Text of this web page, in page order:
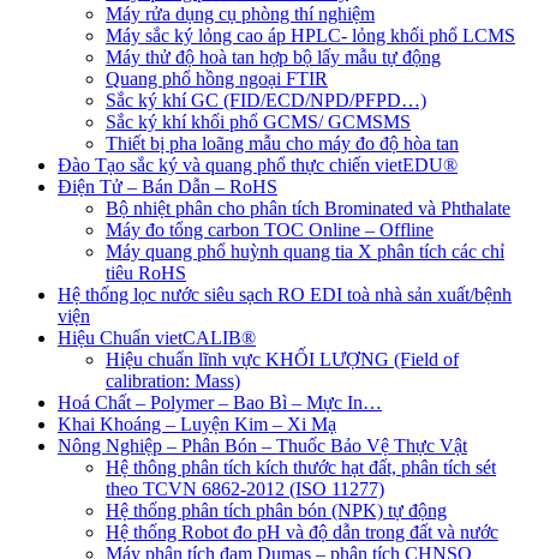
Máy rửa dụng cụ phòng thí nghiệm
Máy sắc ký lỏng cao áp HPLC- lỏng khối phổ LCMS
Máy thử độ hoà tan hợp bộ lấy mẫu tự động
Quang phổ hồng ngoại FTIR
Sắc ký khí GC (FID/ECD/NPD/PFPD…)
Sắc ký khí khối phổ GCMS/ GCMSMS
Thiết bị pha loãng mẫu cho máy đo độ hòa tan
Đào Tạo sắc ký và quang phổ thực chiến vietEDU®
Điện Tử – Bán Dẫn – RoHS
Bộ nhiệt phân cho phân tích Brominated và Phthalate
Máy đo tổng carbon TOC Online – Offline
Máy quang phổ huỳnh quang tia X phân tích các chỉ
tiêu RoHS
Hệ thống lọc nước siêu sạch RO EDI​​ toà nhà sản xuất/bệnh
viện
Hiệu Chuẩn vietCALIB®
Hiệu chuẩn lĩnh vực KHỐI LƯỢNG (Field of
calibration: Mass)
Hoá Chất – Polymer – Bao Bì – Mực In…
Khai Khoáng – Luyện Kim – Xi Mạ
Nông Nghiệp – Phân Bón – Thuốc Bảo Vệ Thực Vật
Hệ thông phân tích kích thước hạt đất, phân tích sét
theo TCVN 6862-2012 (ISO 11277)
Hệ thống phân tích phân bón (NPK) tự động
Hệ thống Robot đo pH và độ dẫn trong đất và nước
Máy phân tích đạm Dumas – phân tích CHNSO